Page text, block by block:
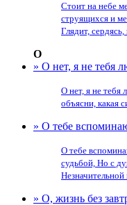
Стоит на небе
струящихся и
Глядит,
О
» О нет, я не тебя
О нет, я не тебя
объясни, какая
» О тебе
О тебе
судьбой, Но с
Незначительной
» О, жизнь без